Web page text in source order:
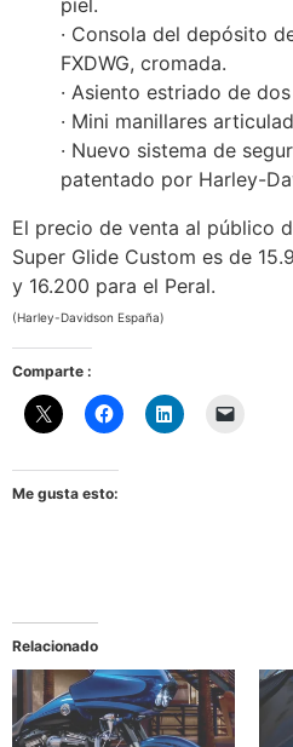
piel.
· Consola del depósito
FXDWG, cromada.
· Asiento estriado de
· Mini manillares
· Nuevo sistema de
patentado por Harley-
El precio de venta al público
Super Glide Custom es de
y 16.200 para el Peral.
(Harley-Davidson España)
Comparte :
Me gusta esto:
Relacionado